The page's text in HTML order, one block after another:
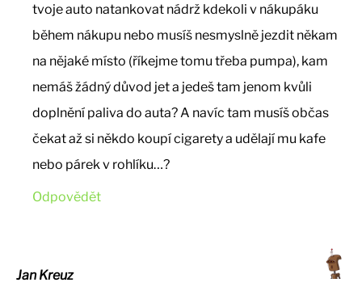
tvoje auto natankovat nádrž kdekoli v nákupáku
během nákupu nebo musíš nesmyslně jezdit někam
na nějaké místo (říkejme tomu třeba pumpa), kam
nemáš žádný důvod jet a jedeš tam jenom kvůli
doplnění paliva do auta? A navíc tam musíš občas
čekat až si někdo koupí cigarety a udělají mu kafe
nebo párek v rohlíku…?
Odpovědět
Jan Kreuz